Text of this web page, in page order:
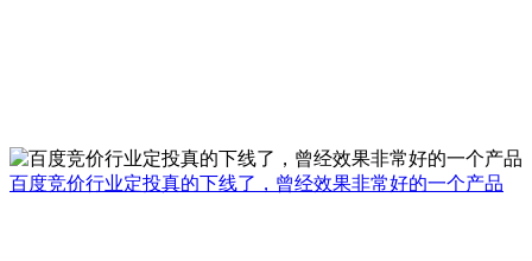
百度竞价行业定投真的下线了，曾经效果非常好的一个产品